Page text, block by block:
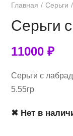
Главная Серьги
Серьги
11000₽
Серьги с
5.55гр
✖ Нет в